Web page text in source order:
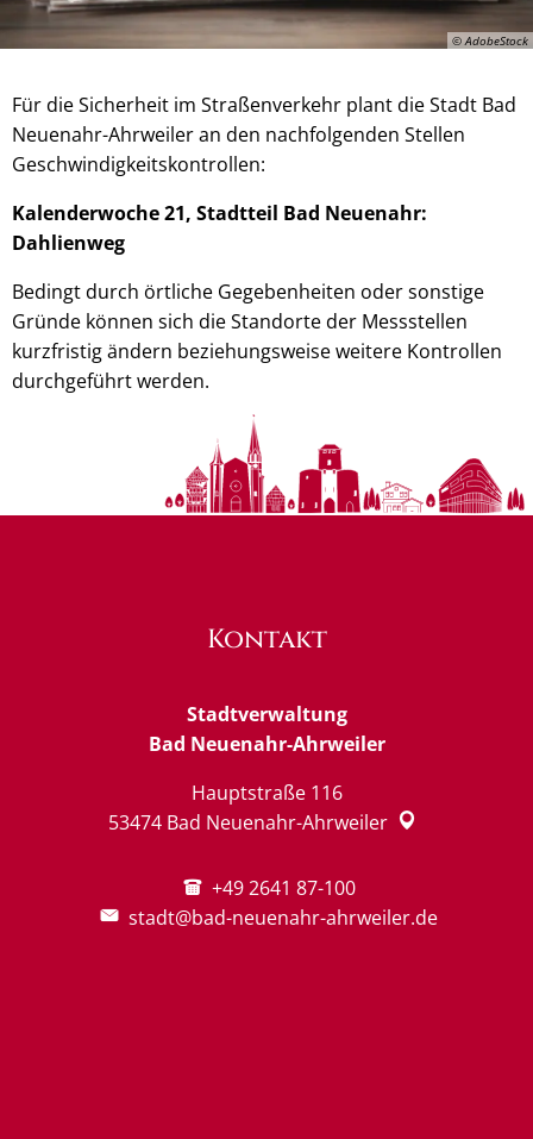
© AdobeStock
Für die Sicherheit im Straßenverkehr plant die Stadt Bad
Neuenahr-Ahrweiler an den nachfolgenden Stellen
Geschwindigkeitskontrollen:
Kalenderwoche 21, Stadtteil Bad Neuenahr:
Dahlienweg
Bedingt durch örtliche Gegebenheiten oder sonstige
Gründe können sich die Standorte der Messstellen
kurzfristig ändern beziehungsweise weitere Kontrollen
durchgeführt werden.
Kontakt
Stadtverwaltung
Bad Neuenahr-Ahrweiler
Hauptstraße 116
53474 Bad Neuenahr-Ahrweiler
+49 2641 87-100
stadt@bad-neuenahr-ahrweiler.de